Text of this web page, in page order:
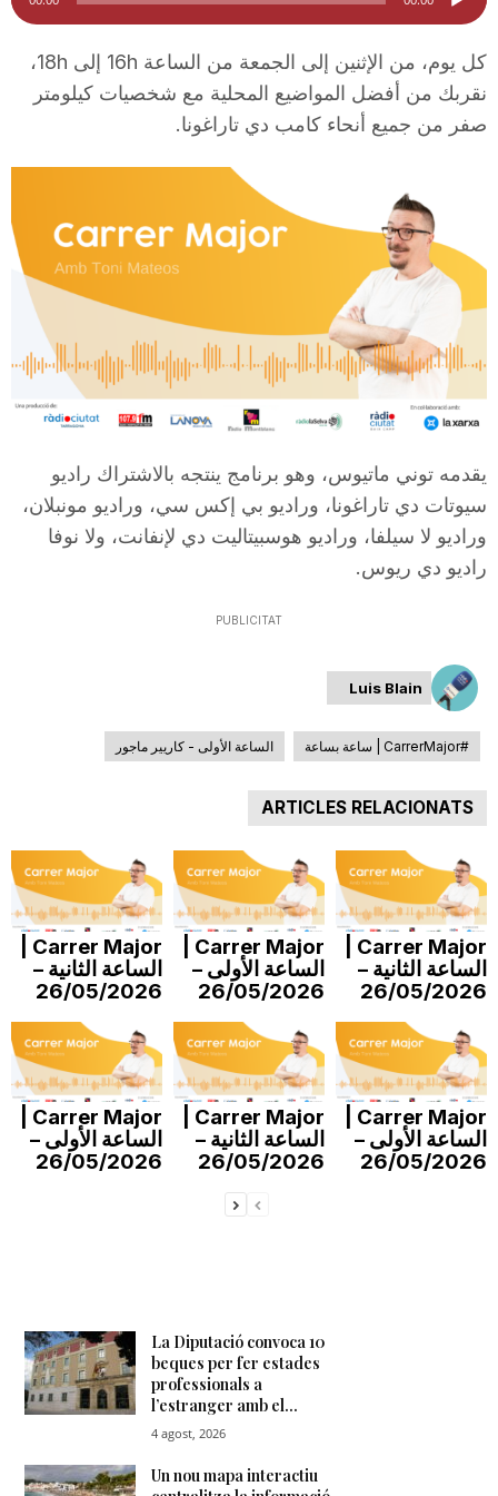
i
u
a
d
r
a
o
a
الصوت
كل يوم، من الإثنين إلى الجمعة من الساعة 16h إلى 18h،
نقربك من أفضل المواضيع المحلية مع شخصيات كيلومتر
صفر من جميع أنحاء كامب دي تاراغونا.
يقدمه توني ماتيوس، وهو برنامج ينتجه بالاشتراك راديو
سيوتات دي تاراغونا، وراديو بي إكس سي، وراديو مونبلان،
وراديو لا سيلفا، وراديو هوسبيتاليت دي لإنفانت، ولا نوفا
راديو دي ريوس.
PUBLICITAT
Luis Blain
#CarrerMajor | ساعة بساعة الساعة الأولى - كاريير ماجور
ARTICLES RELACIONATS
الساعة الثانية –
26/05/2026
الساعة الأولى –
26/05/2026
الساعة الثانية –
26/05/2026
الساعة الأولى –
26/05/2026
الساعة الثانية –
26/05/2026
الساعة الأولى –
26/05/2026